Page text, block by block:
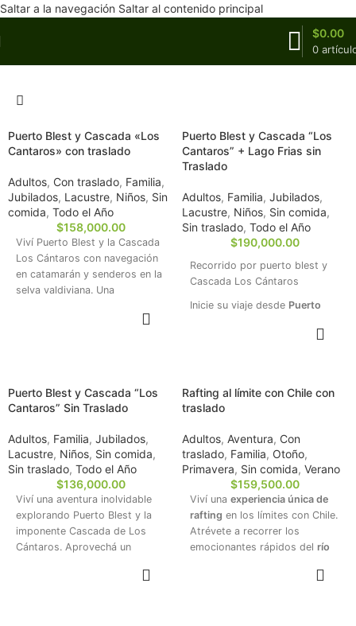
Saltar a la navegación Saltar al contenido principal
0
$0.00
Puerto Blest y Cascada «Los
Cantaros» con traslado
Adultos, Con traslado, Familia,
Jubilados, Lacustre, Niños, Sin
comida, Todo el Año
$158,000.00
Viví Puerto Blest y la Cascada
Los Cántaros con navegación
en catamarán y senderos en la
selva valdiviana. Una
de la excursión.
Puerto Blest y Cascada “Los
Cantaros” + Lago Frias sin
Traslado
Adultos, Familia, Jubilados,
Lacustre, Niños, Sin comida,
Sin traslado, Todo el Año
$190,000.00
Recorrido por puerto blest y
Cascada Los Cántaros
Inicie su viaje desde Puerto
excursión inolvidable hasta la
Maravíllese con el misterioso
Lago Frías
caminos de la
selva valdiviana
al pie de la espectacular
cordillera de los Andes
✅ Reservá tu lugar hoy
pagando solo la seña — el
saldo lo abonás recién el día
de la excursión.
Puerto Blest y Cascada “Los
Cantaros” Sin Traslado
Adultos, Familia, Jubilados,
Lacustre, Niños, Sin comida,
Sin traslado, Todo el Año
$136,000.00
Viví una aventura inolvidable
explorando Puerto Blest y la
imponente Cascada de Los
Cántaros. Aprovechá un
recorridos a pie por la selva
Rafting al límite con Chile con
traslado
Adultos, Aventura, Con
traslado, Familia, Otoño,
Primavera, Sin comida, Verano
$159,500.00
Viví una experiencia única de
rafting en los límites con Chile.
Atrévete a recorrer los
emocionantes rápidos del río
con el equipo obligatorio y la